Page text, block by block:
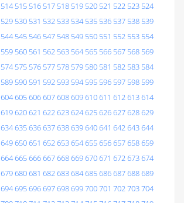
514 515 516 517 518 519 520 521 522 523 524
529 530 531 532 533 534 535 536 537 538 539
544 545 546 547 548 549 550 551 552 553 554
559 560 561 562 563 564 565 566 567 568 569
574 575 576 577 578 579 580 581 582 583 584
589 590 591 592 593 594 595 596 597 598 599
604605606607608609610611 612613614
619620621 622623624625626627628629
634635636637638639640641 642643644
649650651 652653654655656657658659
664665666667668669670671 672673674
679680681 682683684685686687688689
694695696697698699700701 702703704